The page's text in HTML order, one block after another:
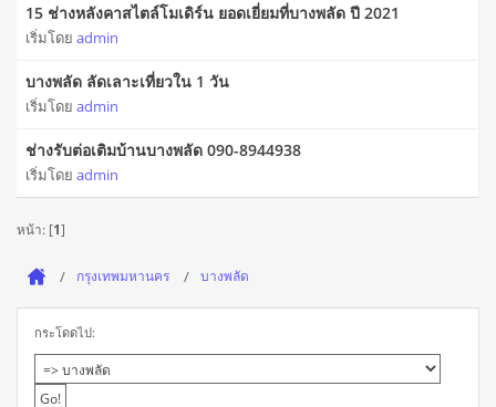
15 ช่างหลังคาสไตล์โมเดิร์น ยอดเยี่ยมที่บางพลัด ปี 2021
เริ่มโดย admin
บางพลัด ลัดเลาะเที่ยวใน 1 วัน
เริ่มโดย admin
ช่างรับต่อเติมบ้านบางพลัด 090-8944938
เริ่มโดย admin
หน้า: [1]
กรุงเทพมหานคร บางพลัด
กระโดดไป: